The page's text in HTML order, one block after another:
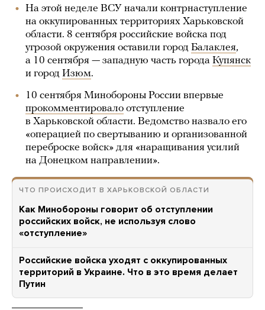
На этой неделе ВСУ начали контрнаступление
на оккупированных территориях Харьковской
области. 8 сентября российские войска под
угрозой окружения оставили город Балаклея,
а 10 сентября — западную часть города Купянск
и город Изюм.
10 сентября Минобороны России впервые
прокомментировало отступление
в Харьковской области. Ведомство назвало его
«операцией по свертыванию и организованной
переброске войск» для «наращивания усилий
на Донецком направлении».
ЧТО ПРОИСХОДИТ В ХАРЬКОВСКОЙ ОБЛАСТИ
Как Минобороны говорит об отступлении
российских войск, не используя слово
«отступление»
Российские войска уходят с оккупированных
территорий в Украине. Что в это время делает
Путин